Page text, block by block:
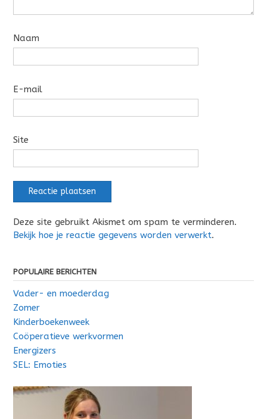
Naam
E-mail
Site
Deze site gebruikt Akismet om spam te verminderen.
Bekijk hoe je reactie gegevens worden verwerkt.
POPULAIRE BERICHTEN
Vader- en moederdag
Zomer
Kinderboekenweek
Coöperatieve werkvormen
Energizers
SEL: Emoties